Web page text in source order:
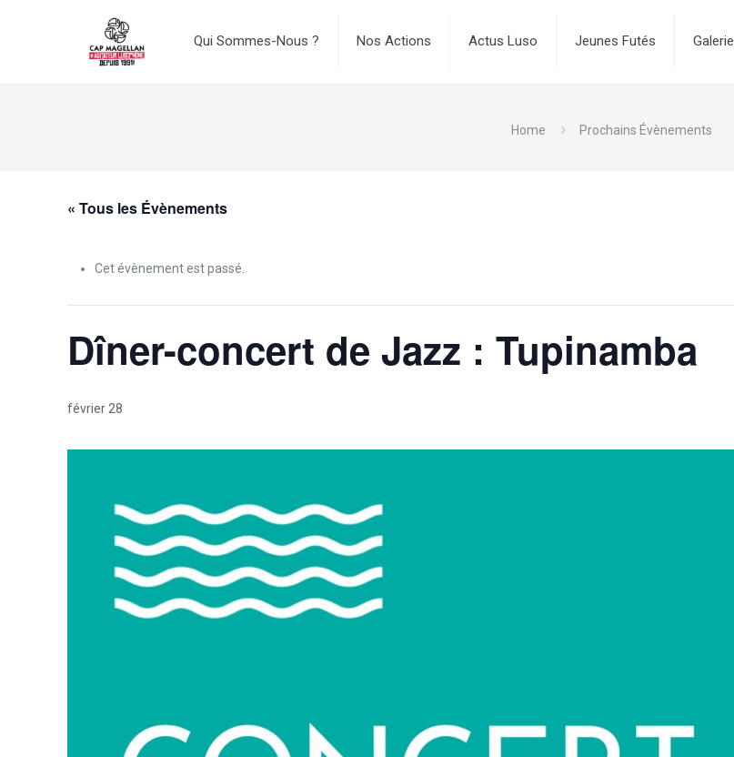
Qui Sommes-Nous ? Nos Actions Actus Luso Jeunes Futés Galerie
Home Prochains Évènements
« Tous les Évènements
Cet évènement est passé.
Dîner-concert de Jazz : Tupinamba
février 28